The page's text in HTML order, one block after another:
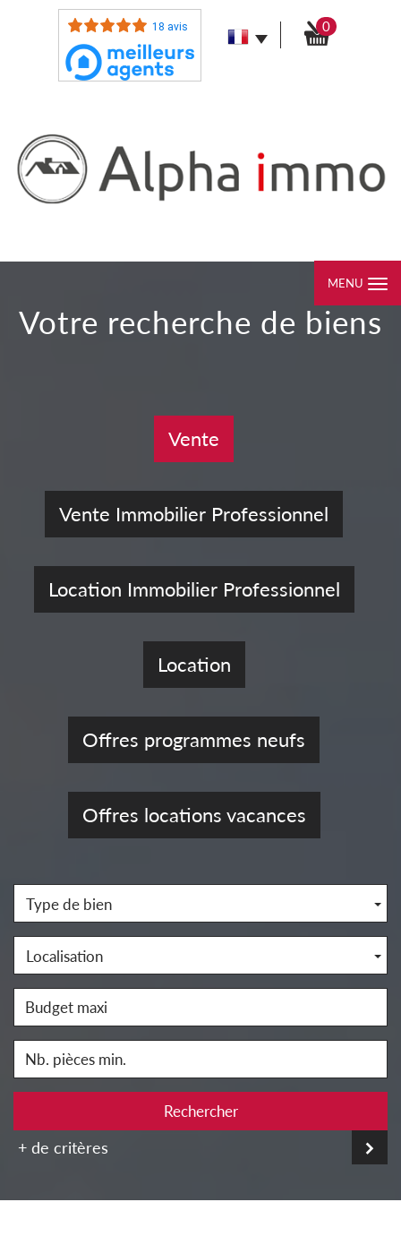
18 avis 0
MENU
votre recherche de biens
Vente
Vente Immobilier Professionnel
Location Immobilier Professionnel
Location
Offres programmes neufs
Offres locations vacances
Type de bien
Localisation
Rechercher
+ de critères